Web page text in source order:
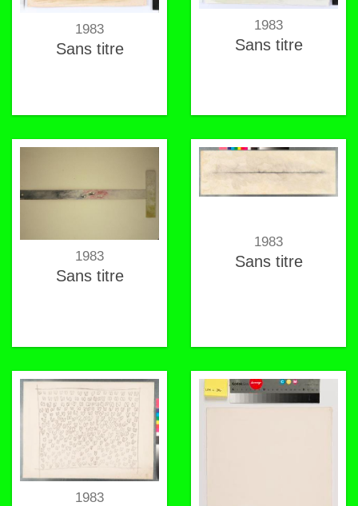
1983
Sans titre
1983
Sans titre
1983
Sans titre
1983
Sans titre
1983